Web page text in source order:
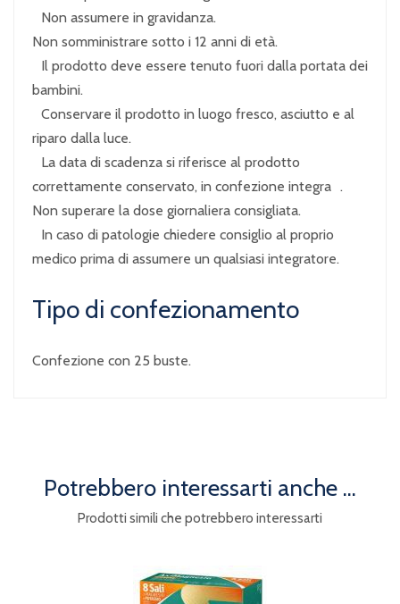
Non assumere in gravidanza.
Non somministrare sotto i 12 anni di età.
Il prodotto deve essere tenuto fuori dalla portata dei
bambini.
Conservare il prodotto in luogo fresco, asciutto e al
riparo dalla luce.
La data di scadenza si riferisce al prodotto
correttamente conservato, in confezione integra .
Non superare la dose giornaliera consigliata.
In caso di patologie chiedere consiglio al proprio
medico prima di assumere un qualsiasi integratore.
Tipo di confezionamento
Confezione con 25 buste.
Potrebbero interessarti anche ...
Prodotti simili che potrebbero interessarti